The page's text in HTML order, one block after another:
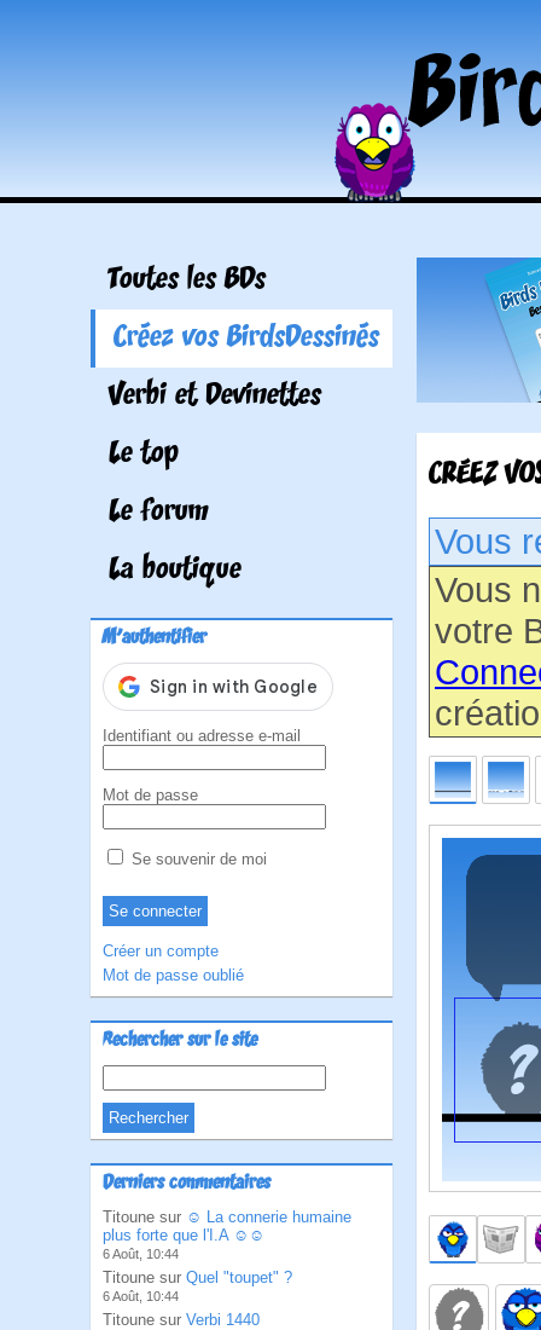
Toutes les BDs
Créez vos BirdsDessinés
Verbi et Devinettes
Le top
Le forum
La boutique
M'authentifier
Identifiant ou adresse e-mail
Mot de passe
Se souvenir de moi
Créer un compte
Mot de passe oublié
Rechercher sur le site
Derniers commentaires
Titoune sur ☺ La connerie humaine
plus forte que l'I.A ☺☺
6 Août, 10:44
Titoune sur Quel "toupet" ?
6 Août, 10:44
Titoune sur Verbi 1440
CRÉEZ
Vous
Vous
votre